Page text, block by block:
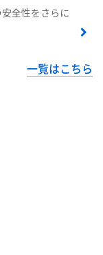
全性をさらに
一覧はこちら